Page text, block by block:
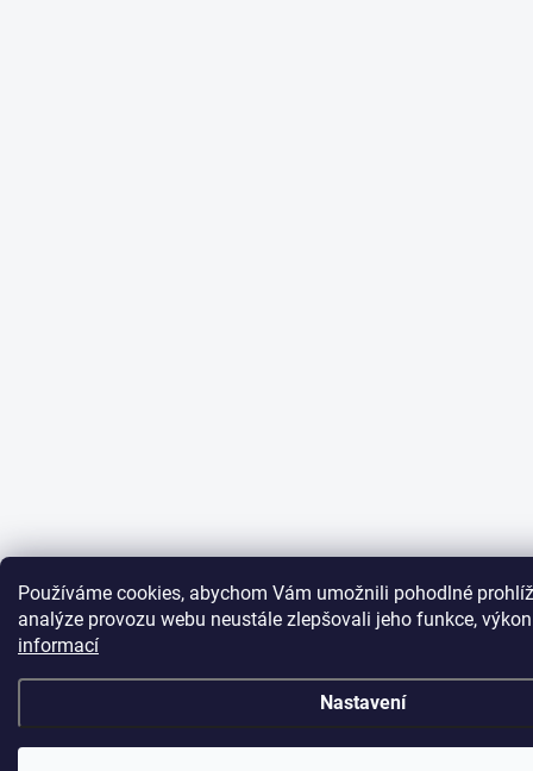
Používáme cookies, abychom Vám umožnili pohodlné
analýze provozu webu neustále zlepšovali jeho funkce,
informací
Nastavení